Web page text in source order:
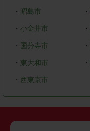
・ 昭島市 ・
・ 小金井市 ・
・ 国分寺市 ・
・ 東大和市 ・
・ 西東京市